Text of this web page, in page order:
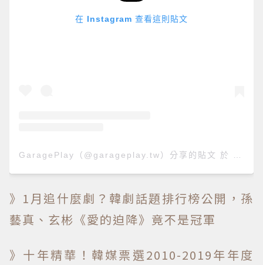
在 Instagram 查看這則貼文
GaragePlay（@garageplay.tw）分享的貼文 於
》1月追什麼劇？韓劇話題排行榜公開，孫
藝真、玄彬《愛的迫降》竟不是冠軍
》十年精華！韓媒票選2010-2019年年度